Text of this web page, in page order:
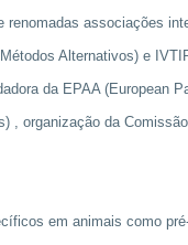
associações
Alternativos) e
da EPAA (European
, organização da
em animais como